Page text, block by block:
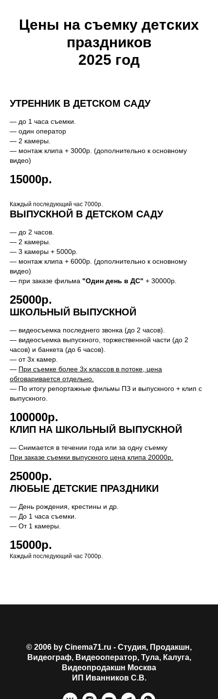
Цены на съемку детских
праздников
2025 год
УТРЕННИК В ДЕТСКОМ САДУ
— до 1 часа съемки.
— один оператор
— 2 камеры.
— монтаж клипа + 3000р. (дополнительно к основному
видео)
15000р.
Каждый последующий час 7000р.
ВЫПУСКНОЙ В ДЕТСКОМ САДУ
— до 2 часов.
— 2 камеры.
— 3 камеры + 5000р.
— монтаж клипа + 6000р. (дополнительно к основному
видео)
— при заказе фильма "Один день в ДС" + 30000р.
25000р.
ШКОЛЬНЫЙ ВЫПУСКНОЙ
— видеосъемка последнего звонка (до 2 часов).
— видеосъемка выпускного, торжественной части (до 2
часов) и банкета (до 6 часов).
— от 3х камер.
— При съемке более 3х классов в потоке, цена
обговаривается отдельно.
— По итогу репортажные фильмы ПЗ и выпускного + клип с
выпускного.
100000р.
КЛИП НА ШКОЛЬНЫЙ ВЫПУСКНОЙ
— Снимается в течении года или за одну съемку
При заказе съемки выпускного цена клипа 20000р.
25000р.
ЛЮБЫЕ ДЕТСКИЕ ПРАЗДНИКИ
— День рождения, крестины и др.
— До 1 часа съемки.
— От 1 камеры.
15000р.
Каждый последующий час 7000р.
© 2006 by Cinema71.ru - Студия, Продакшн,
Видеограф, Видеооператор, Тула, Калуга,
Видеопродакшн Москва
ИП Иванников С.В.